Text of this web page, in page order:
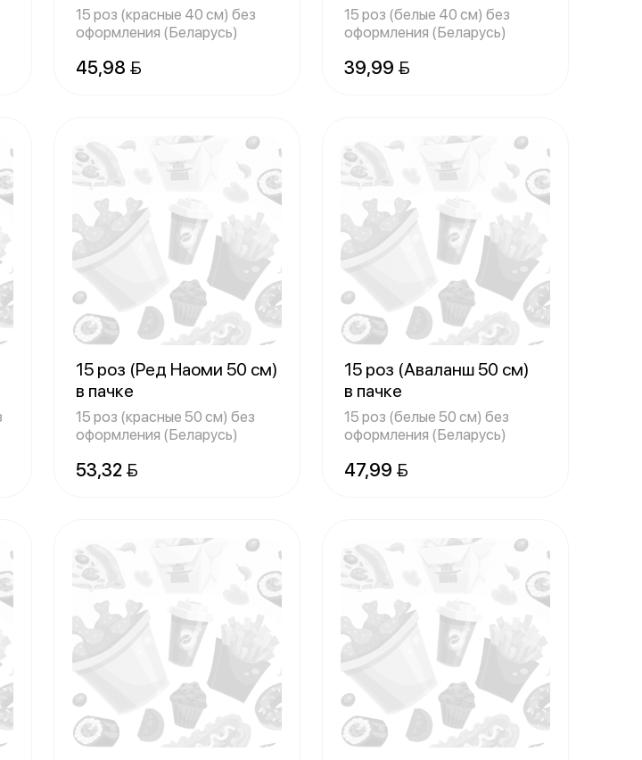
15 роз (красные 40 см) без
оформления (Беларусь)
45,98 
15 роз (белые 40 см) без
оформления (Беларусь)
39,99 
15 роз (Ред Наоми 50 см)
в пачке
15 роз (красные 50 см) без
оформления (Беларусь)
53,32 
15 роз (Аваланш 50 см)
в пачке
15 роз (белые 50 см) без
оформления (Беларусь)
47,99 